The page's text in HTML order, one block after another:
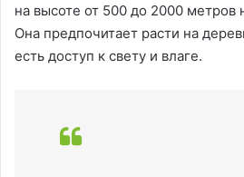
на высоте от 500 до 2000 метров
Она предпочитает расти на
есть доступ к свету и влаге.